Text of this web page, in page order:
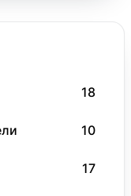
18
10
17